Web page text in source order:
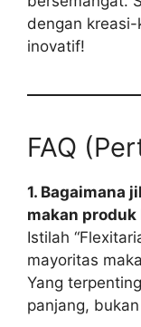
dengan
inovatif!
FAQ
1. Bagaimana
makan produk
Istilah
mayoritas
Yang
panjang,